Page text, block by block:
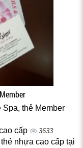
Spa, thẻ Member
cấp 3633
nhựa cao cấp tại